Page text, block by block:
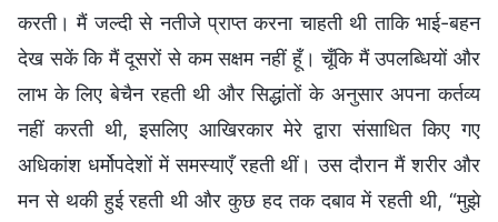
करती। मैं जल्दी से नतीजे प्राप्त करना चाहती थी ताकि भाई-बहन
देख सकें कि मैं दूसरों से कम सक्षम नहीं हूँ। चूँकि मैं उपलब्धियों और
लाभ के लिए बेचैन रहती थी और सिद्धांतों के अनुसार अपना कर्तव्य
नहीं करती थी, इसलिए आखिरकार मेरे द्वारा संसाधित किए गए
अधिकांश धर्मोपदेशों में समस्याएँ रहती थीं। उस दौरान मैं शरीर और
मन से थकी हुई रहती थी और कुछ हद तक दबाव में रहती थी, “मुझे